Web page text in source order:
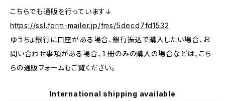
こちらでも通販を行っています↓
https://ssl.form-mailer.jp/fms/5decd7fd1532
ゆうちょ銀行に口座がある場合、銀行振込で購入したい場合、お
問い合わせ事項がある場合、１冊のみの購入の場合などは、こち
らの通販フォームもご覧ください。
International shipping available